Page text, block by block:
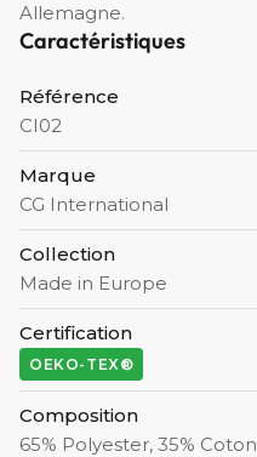
Allemagne.
Caractéristiques
Référence
CI02
Marque
CG International
Collection
Made in Europe
Certification
OEKO-TEX®
Composition
65% Polyester, 35% Coton